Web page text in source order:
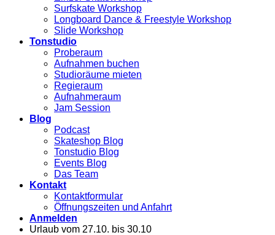
Surfskate Workshop
Longboard Dance & Freestyle Workshop
Slide Workshop
Tonstudio
Proberaum
Aufnahmen buchen
Studioräume mieten
Regieraum
Aufnahmeraum
Jam Session
Blog
Podcast
Skateshop Blog
Tonstudio Blog
Events Blog
Das Team
Kontakt
Kontaktformular
Öffnungszeiten und Anfahrt
Anmelden
Urlaub vom 27.10. bis 30.10